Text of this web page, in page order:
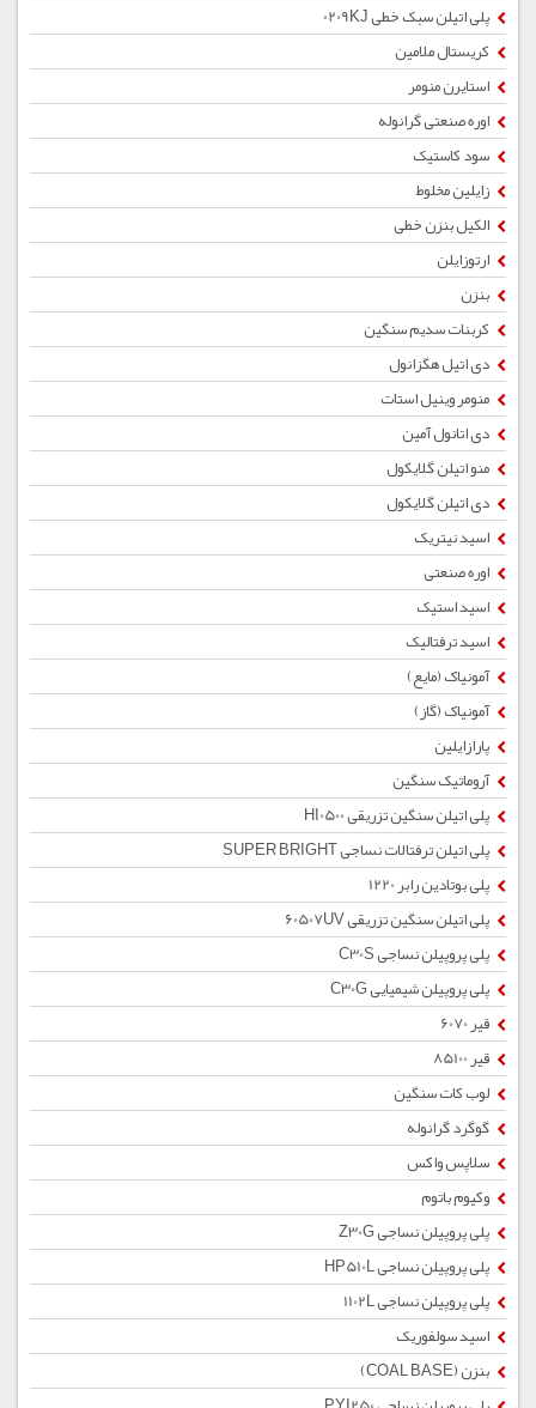
پلی اتیلن سبک خطی 0209KJ
کریستال ملامین
استایرن منومر
اوره صنعتی گرانوله
سود کاستیک
زایلین مخلوط
الکیل بنزن خطی
ارتوزایلن
بنزن
کربنات سدیم سنگین
دی اتیل هگزانول
منومر وینیل استات
دی اتانول آمین
منو اتیلن گلایکول
دی اتیلن گلایکول
اسید نیتریک
اوره صنعتی
اسید استیک
اسید ترفتالیک
آمونیاک (مایع)
آمونیاک (گاز)
پارازایلین
آروماتیک سنگین
پلی اتیلن سنگین تزریقی HI0500
پلی اتیلن ترفتالات نساجی SUPER BRIGHT
پلی بوتادین رابر 1220
پلی اتیلن سنگین تزریقی 60507UV
پلی پروپیلن نساجی C30S
پلی پروپیلن شیمیایی C30G
قیر 6070
قیر 85100
لوب کات سنگین
گوگرد گرانوله
سلاپس واکس
وکیوم باتوم
پلی پروپیلن نساجی Z30G
پلی پروپیلن نساجی HP510L
پلی پروپیلن نساجی 1102L
اسید سولفوریک
بنزن (COAL BASE)